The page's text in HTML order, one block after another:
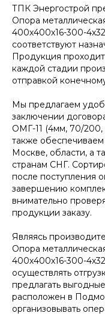
ТПК Энергострой
Опора
400х400х16-300-
соответствуют
Продукция
каждой стадии
отправкой
Мы предлагаем
заключении
ОМГ-11 (4мм, 70/200,
также обеспечиваем
Москве, области, а
странам СНГ.
после поступления
завершению
внимательно
продукции заказу.
Являясь
Опора
400х400х16-300-
осуществлять
предлагать
расположен в
организовывать